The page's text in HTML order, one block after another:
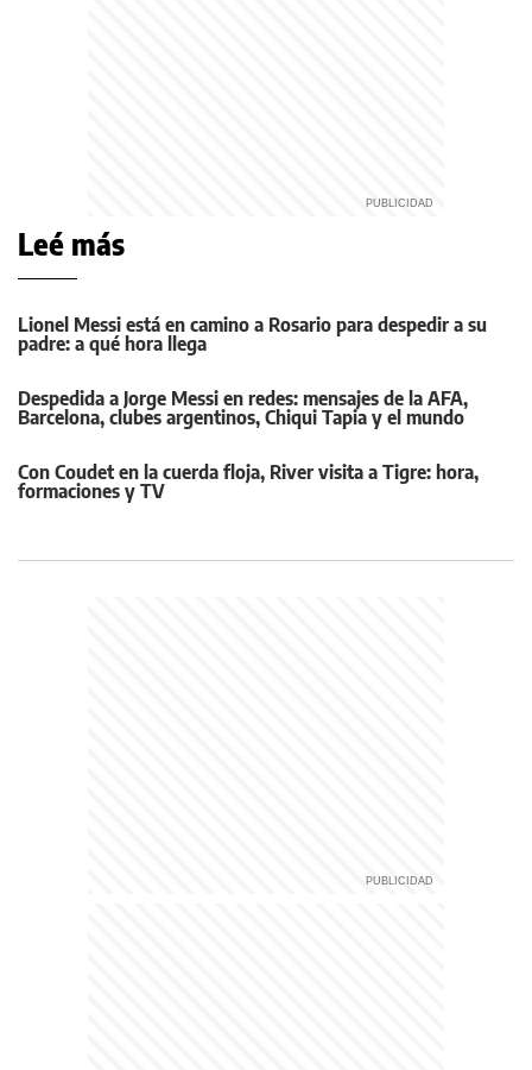
Leé más
Lionel Messi está en camino a Rosario para despedir a su
padre: a qué hora llega
Despedida a Jorge Messi en redes: mensajes de la AFA,
Barcelona, clubes argentinos, Chiqui Tapia y el mundo
Con Coudet en la cuerda floja, River visita a Tigre: hora,
formaciones y TV